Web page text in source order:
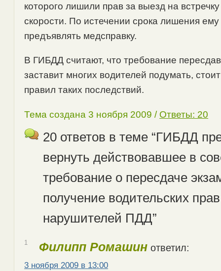
которого лишили прав за выезд на
скорости. По истечении срока лишения
предъявлять медсправку.
В ГИБДД считают, что требование
заставит многих водителей подумать,
правил таких последствий.
Тема создана 3 ноября 2009 / Ответы: 20
20 ответов в теме “ГИБДД
вернуть действовавшее в
требование о пересдаче
получение водительских
нарушителей ПДД”
1 Филипп Ромашин ответил:
3 ноября 2009 в 13:00